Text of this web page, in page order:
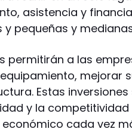
asistencia y
pequeñas y
permitirán a las
mejorar
Estas
y la
cada vez